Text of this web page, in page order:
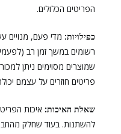
הפריטים הכלולים.
כפילויות: מדי פעם, מנויים
רשומים במשך זמן רב
שמוצרים מסוימים ניתן
פריטים חוזרים על עצמם
שאלת האיכות: איכות
להשתנות. בעוד שחלק